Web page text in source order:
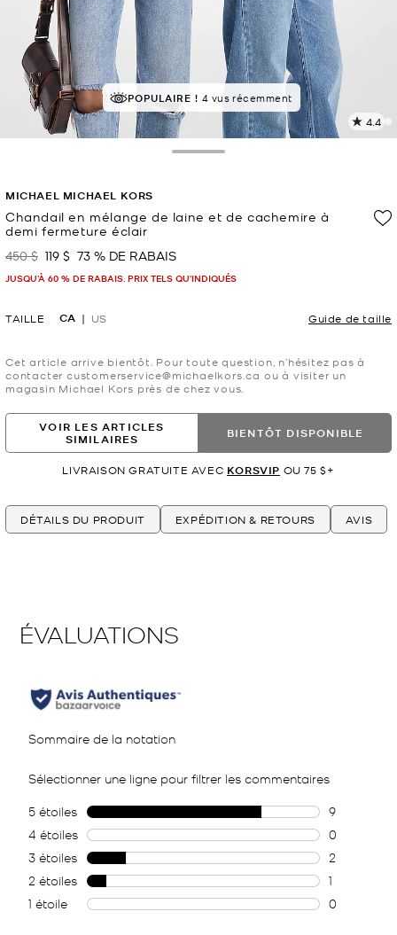
POPULAIRE ! 4 vus récemment
4.4
MICHAEL MICHAEL KORS
Chandail en mélange de laine et de cachemire à
demi fermeture éclair
était
450 $ maintenant
119 $ 73 % DE RABAIS
JUSQU’À 60 % DE RABAIS. PRIX TELS QU'INDIQUÉS
TAILLE CA US Guide de taille
Cet article arrive bientôt. Pour toute question, n’hésitez pas à
contacter customerservice@michaelkors.ca ou à visiter un
magasin Michael Kors près de chez vous.
VOIR LES ARTICLES
SIMILAIRES
BIENTÔT DISPONIBLE
LIVRAISON GRATUITE AVEC KORSVIP OU 75 $+
DÉTAILS DU PRODUIT EXPÉDITION & RETOURS AVIS